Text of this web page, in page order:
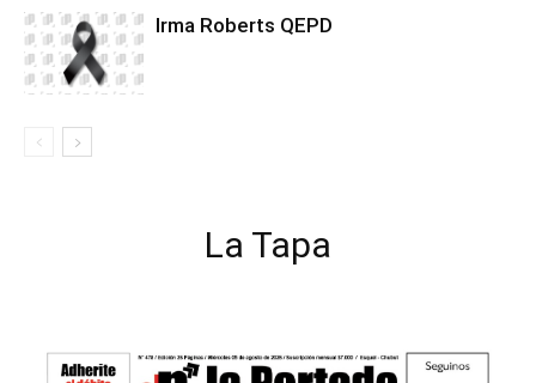
Irma Roberts QEPD
La Tapa